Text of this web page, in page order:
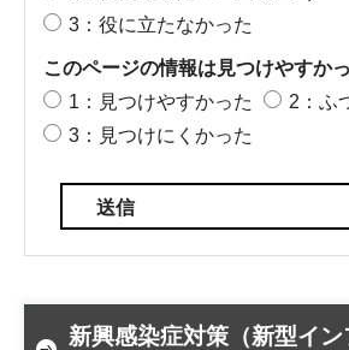
3：役に立たなかった
このページの情報は見つけやすか
1：見つけやすかった
2：ふ
3：見つけにくかった
新興感染症対策（新型イ